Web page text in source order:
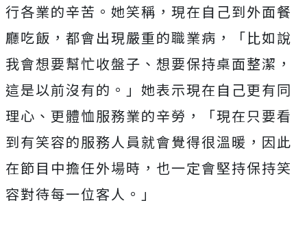
行各業的辛苦。她笑稱，現在自己到外面餐
廳吃飯，都會出現嚴重的職業病，「比如說
我會想要幫忙收盤子、想要保持桌面整潔，
這是以前沒有的。」她表示現在自己更有同
理心、更體恤服務業的辛勞，「現在只要看
到有笑容的服務人員就會覺得很溫暖，因此
在節目中擔任外場時，也一定會堅持保持笑
容對待每一位客人。」